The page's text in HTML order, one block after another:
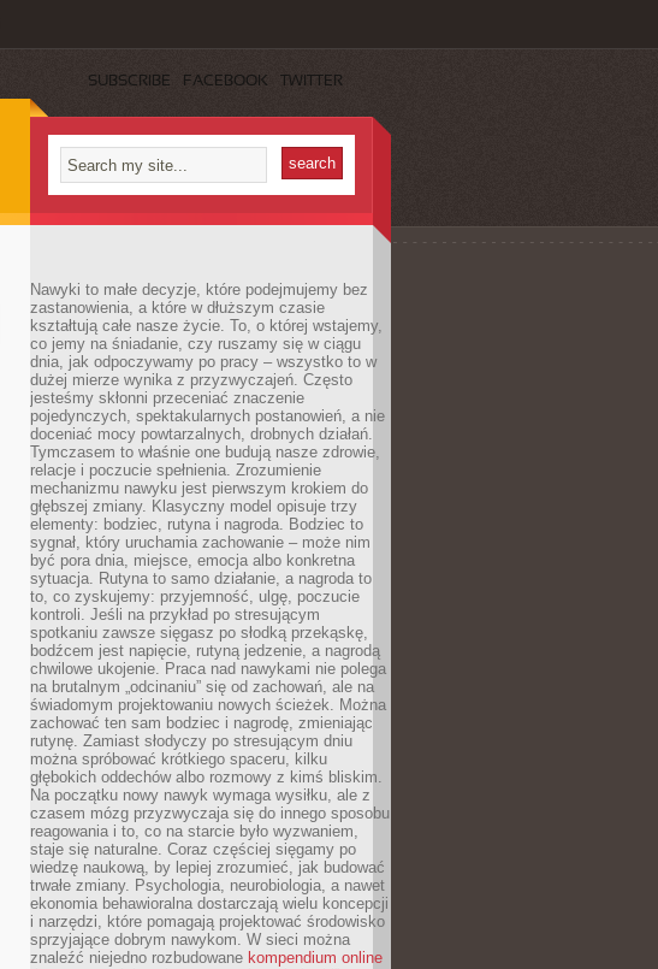
SUBSCRIBE FACEBOOK TWITTER
Nawyki to małe decyzje, które podejmujemy bez
zastanowienia, a które w dłuższym czasie
kształtują całe nasze życie. To, o której wstajemy,
co jemy na śniadanie, czy ruszamy się w ciągu
dnia, jak odpoczywamy po pracy – wszystko to w
dużej mierze wynika z przyzwyczajeń. Często
jesteśmy skłonni przeceniać znaczenie
pojedynczych, spektakularnych postanowień, a nie
doceniać mocy powtarzalnych, drobnych działań.
Tymczasem to właśnie one budują nasze zdrowie,
relacje i poczucie spełnienia. Zrozumienie
mechanizmu nawyku jest pierwszym krokiem do
głębszej zmiany. Klasyczny model opisuje trzy
elementy: bodziec, rutyna i nagroda. Bodziec to
sygnał, który uruchamia zachowanie – może nim
być pora dnia, miejsce, emocja albo konkretna
sytuacja. Rutyna to samo działanie, a nagroda to
to, co zyskujemy: przyjemność, ulgę, poczucie
kontroli. Jeśli na przykład po stresującym
spotkaniu zawsze sięgasz po słodką przekąskę,
bodźcem jest napięcie, rutyną jedzenie, a nagrodą
chwilowe ukojenie. Praca nad nawykami nie polega
na brutalnym „odcinaniu” się od zachowań, ale na
świadomym projektowaniu nowych ścieżek. Można
zachować ten sam bodziec i nagrodę, zmieniając
rutynę. Zamiast słodyczy po stresującym dniu
można spróbować krótkiego spaceru, kilku
głębokich oddechów albo rozmowy z kimś bliskim.
Na początku nowy nawyk wymaga wysiłku, ale z
czasem mózg przyzwyczaja się do innego sposobu
reagowania i to, co na starcie było wyzwaniem,
staje się naturalne. Coraz częściej sięgamy po
wiedzę naukową, by lepiej zrozumieć, jak budować
trwałe zmiany. Psychologia, neurobiologia, a nawet
ekonomia behawioralna dostarczają wielu koncepcji
i narzędzi, które pomagają projektować środowisko
sprzyjające dobrym nawykom. W sieci można
znaleźć niejedno rozbudowane kompendium online